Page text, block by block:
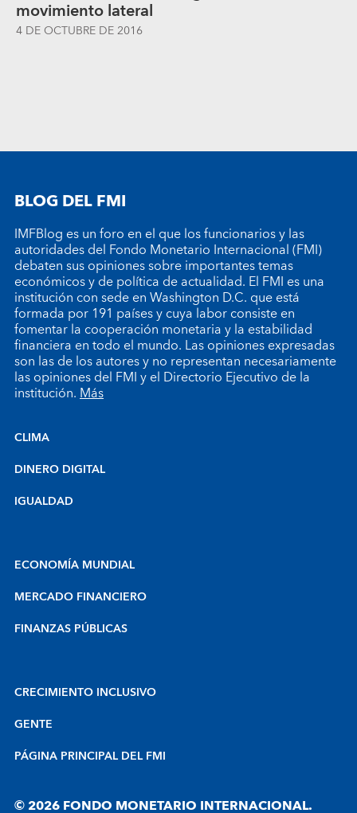
movimiento lateral
4 DE OCTUBRE DE 2016
BLOG DEL FMI
IMFBlog es un foro en el que los funcionarios y las
autoridades del Fondo Monetario Internacional (FMI)
debaten sus opiniones sobre importantes temas
económicos y de política de actualidad. El FMI es una
institución con sede en Washington D.C. que está
formada por 191 países y cuya labor consiste en
fomentar la cooperación monetaria y la estabilidad
financiera en todo el mundo. Las opiniones expresadas
son las de los autores y no representan necesariamente
las opiniones del FMI y el Directorio Ejecutivo de la
institución.Más
CLIMA
DINERO DIGITAL
IGUALDAD
ECONOMÍA MUNDIAL
MERCADO FINANCIERO
FINANZAS PÚBLICAS
CRECIMIENTO INCLUSIVO
GENTE
PÁGINA PRINCIPAL DEL FMI
© 2026 FONDO MONETARIO INTERNACIONAL.